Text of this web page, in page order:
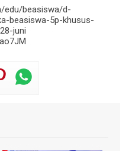
edu/beasiswa/d-
beasiswa-5p-khusus-
juni